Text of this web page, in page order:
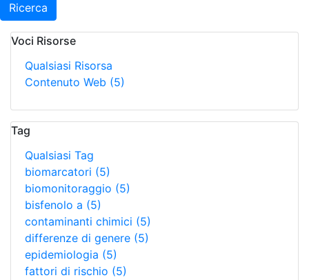
Ricerca
Voci Risorse
Qualsiasi Risorsa
Contenuto Web (5)
Tag
Qualsiasi Tag
biomarcatori (5)
biomonitoraggio (5)
bisfenolo a (5)
contaminanti chimici (5)
differenze di genere (5)
epidemiologia (5)
fattori di rischio (5)